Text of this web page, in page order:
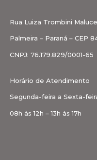
Rua Luiza Trombini
Palmeira – Paraná – CEP
CNPJ: 76.179.829/0001-65
Horário de Atendimento
Segunda-feira a Sexta-
08h às 12h – 13h às 17h